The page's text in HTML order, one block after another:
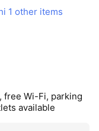
1 other items
free Wi-Fi, parking
available